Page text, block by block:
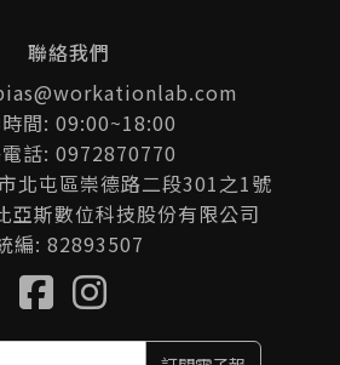
聯絡我們
間: 09:00~18:00
話: 0972870770
北屯區崇德路二段301之1號
亞斯數位科技股份有限公司
編: 82893507